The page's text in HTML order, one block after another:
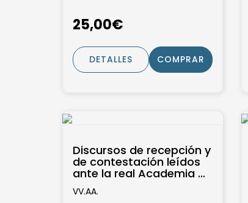
25,00€
DETALLES COMPRAR
Discursos de recepción y
de contestación leídos
ante la real Academia de
ciencias morales y
políticas...
VV.AA.